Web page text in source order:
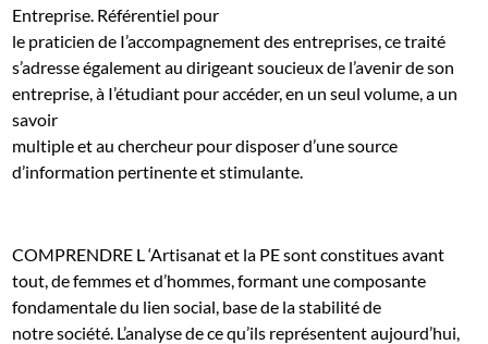
Entreprise. Référentiel pour
le praticien de I’accompagnement des entreprises, ce traité
s’adresse également au dirigeant soucieux de l’avenir de son
entreprise, à I’étudiant pour accéder, en un seul volume, a un
savoir
multiple et au chercheur pour disposer d’une source
d’information pertinente et stimulante.
COMPRENDRE L ‘Artisanat et la PE sont constitues avant
tout, de femmes et d’hommes, formant une composante
fondamentale du lien social, base de la stabilité de
notre société. L’analyse de ce qu’ils représentent aujourd’hui,